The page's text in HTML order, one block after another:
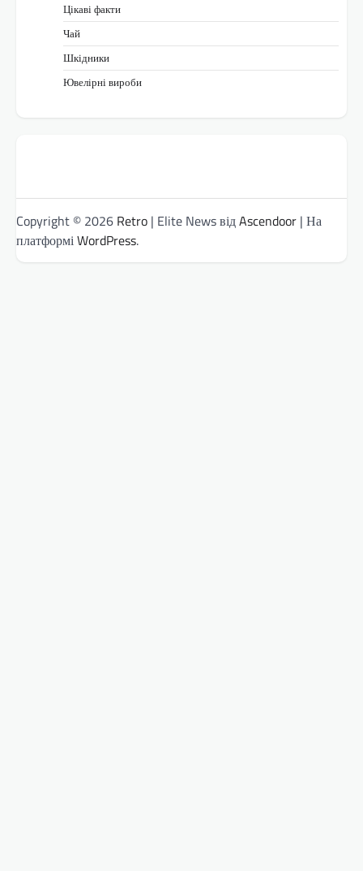
Цікаві факти
Чай
Шкідники
Ювелірні вироби
Copyright © 2026 Retro | Elite News відAscendoor | На
платформіWordPress.